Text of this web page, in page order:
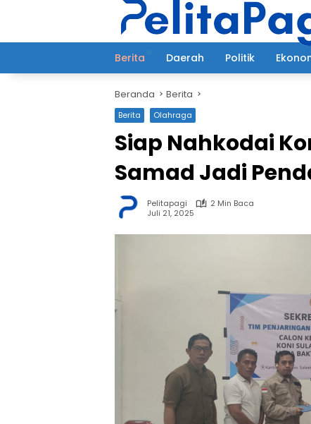
Berita Daerah Politik
Beranda Berita
Berita Olahraga
Siap Nahkodai
Samad Jadi
Pelitapagi
2 Min Baca
Juli 21, 2025